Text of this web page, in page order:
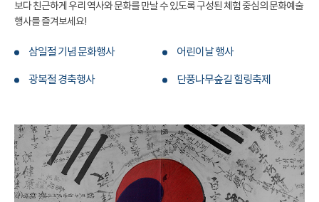
보다 친근하게 우리 역사와 문화를 만날 수 있도록 구성된 체험 중심의 문화예술
행사를 즐겨보세요!
삼일절 기념 문화행사 어린이날 행사
광복절 경축행사 단풍나무숲길 힐링축제